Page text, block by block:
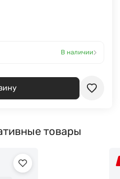
В наличии›
товары